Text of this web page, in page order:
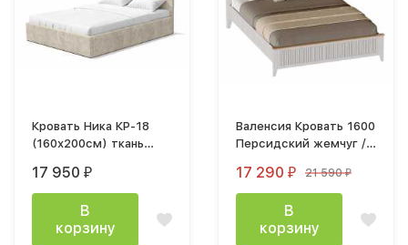
Кровать Ника КР-18
(160х200см) ткань
реечным настилом
17 950 ₽
В
корзину
Валенсия Кровать 1600
Персидский жемчуг /
светлый
17 290 ₽ 21 590₽
В
корзину